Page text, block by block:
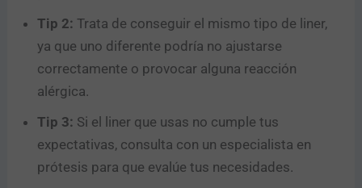
Tip 2: Trata de conseguir el mismo tipo de liner,
ya que uno diferente podría no ajustarse
correctamente o provocar alguna reacción
alérgica.
Tip 3: Si el liner que usas no cumple tus
expectativas, consulta con un especialista en
prótesis para que evalúe tus necesidades.